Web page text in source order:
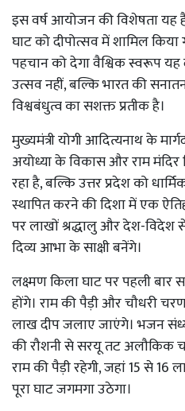
इस वर्ष आयोजन की विशेषता यह
घाट को दीपोत्सव में शामिल
पहचान को देगा वैश्विक स्वरूप
उत्सव नहीं, बल्कि भारत की
विश्वबंधुत्व का सशक्त प्रतीक है।
मुख्यमंत्री योगी आदित्यनाथ के
अयोध्या के विकास और राम
रहा है, बल्कि उत्तर प्रदेश को
स्थापित करने की दिशा में एक
पर लाखों श्रद्धालु और देश-विदेश
दिव्य आभा के साक्षी बनेंगे।
लक्ष्मण किला घाट पर पहली बार
होंगे। राम की पैड़ी और चौधरी
लाख दीप जलाए जाएंगे। भजन
की रौशनी से सरयू तट अलौकिक
राम की पैड़ी रहेगी, जहां 15 से 16
पूरा घाट जगमगा उठेगा।